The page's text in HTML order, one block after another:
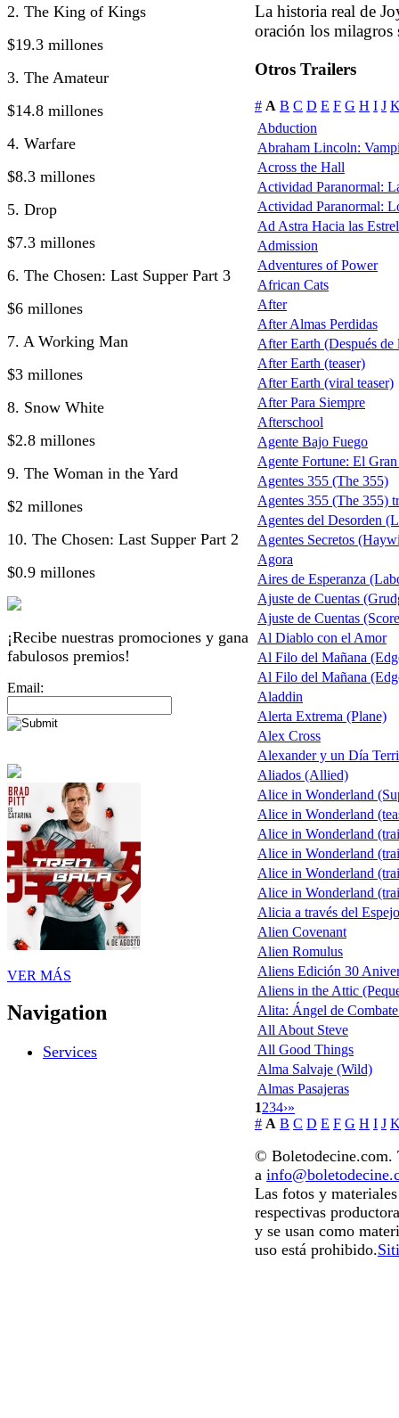
2. The King of Kings
$19.3 millones
3. The Amateur
$14.8 millones
4. Warfare
$8.3 millones
5. Drop
$7.3 millones
6. The Chosen: Last Supper Part 3
$6 millones
7. A Working Man
$3 millones
8. Snow White
$2.8 millones
9. The Woman in the Yard
$2 millones
10. The Chosen: Last Supper Part 2
$0.9 millones
¡Recibe nuestras promociones y gana
fabulosos premios!
Email:
VER MÁS
Navigation
Services
La historia real de
oración los milagros
Otros Trailers
# A B C D E F G H I J
Abduction
Abraham Lincoln:
Across the Hall
Actividad Paranormal:
Actividad Paranormal:
Ad Astra Hacia las
Admission
Adventures of Power
African Cats
After
After Almas Perdidas
After Earth (Después de
After Earth (teaser)
After Earth (viral teaser)
After Para Siempre
Afterschool
Agente Bajo Fuego
Agente Fortune: El
Agentes 355 (The 355)
Agentes 355 (The 355)
Agentes del Desorden
Agentes Secretos
Agora
Aires de Esperanza
Ajuste de Cuentas
Ajuste de Cuentas
Al Diablo con el Amor
Al Filo del Mañana
Al Filo del Mañana
Aladdin
Alerta Extrema (Plane)
Alex Cross
Alexander y un Día
Aliados (Allied)
Alice in Wonderland
Alice in Wonderland
Alice in Wonderland
Alice in Wonderland
Alice in Wonderland
Alice in Wonderland
Alicia a través del
Alien Covenant
Alien Romulus
Aliens Edición 30
Aliens in the Attic
Alita: Ángel de
All About Steve
All Good Things
Alma Salvaje (Wild)
Almas Pasajeras
1234›»
# A B C D E F G H I J
© Boletodecine.com.
a
Las fotos y
respectivas
y se usan como
uso está prohibido.